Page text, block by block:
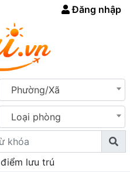
Đăng nhập
Phường/Xã
Loại phòng
điểm lưu trú